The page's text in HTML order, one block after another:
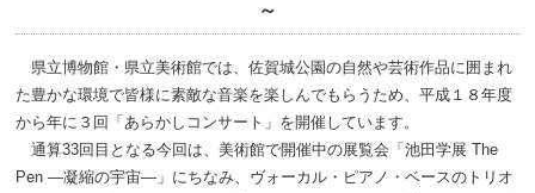
～
県立博物館・県立美術館では、佐賀城公園の自然や芸術作品に囲まれ
た豊かな環境で皆様に素敵な音楽を楽しんでもらうため、平成１８年度
から年に３回「あらかしコンサート」を開催しています。
通算33回目となる今回は、美術館で開催中の展覧会「池田学展 The
Pen ―凝縮の宇宙―」にちなみ、ヴォーカル・ピアノ・ベースのトリオ